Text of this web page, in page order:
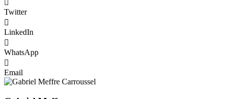
Twitter
LinkedIn
WhatsApp
Email